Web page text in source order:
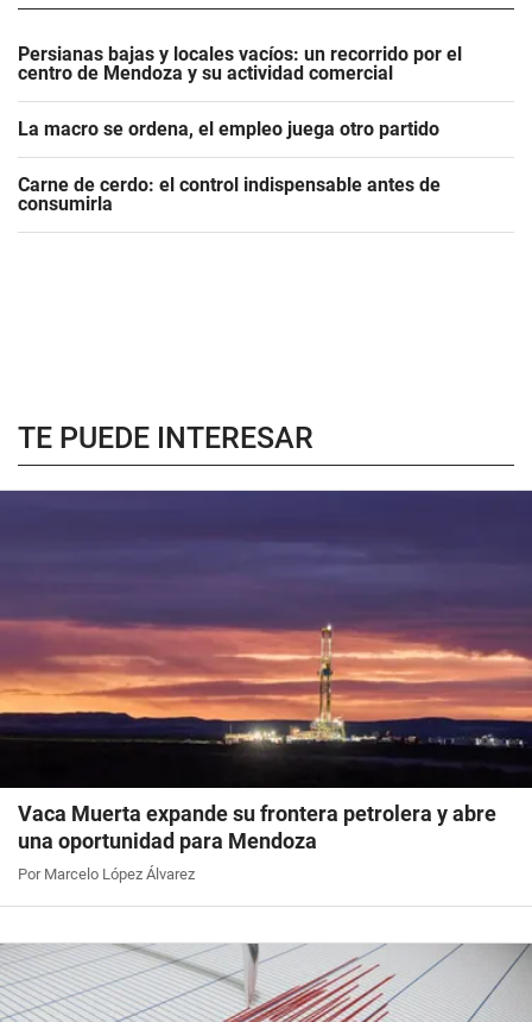
Persianas bajas y locales vacíos: un recorrido por el
centro de Mendoza y su actividad comercial
La macro se ordena, el empleo juega otro partido
Carne de cerdo: el control indispensable antes de
consumirla
TE PUEDE INTERESAR
Vaca Muerta expande su frontera petrolera y abre
una oportunidad para Mendoza
Por Marcelo López Álvarez